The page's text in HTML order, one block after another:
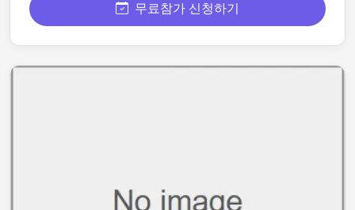
무료참가 신청하기